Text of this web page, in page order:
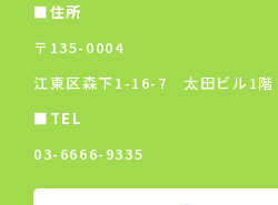
■住所
〒135-0004
江東区森下1-16-7 太田ビル1階
■TEL
03-6666-9335